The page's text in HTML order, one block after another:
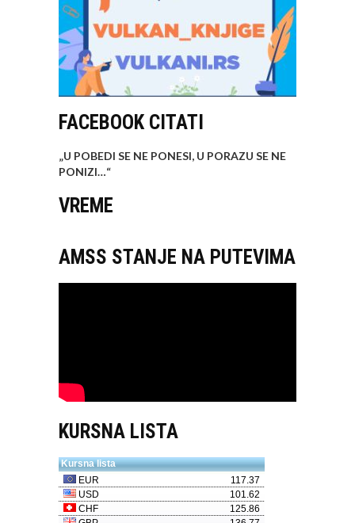
FACEBOOK CITATI
„U POBEDI SE NE PONESI, U PORAZU SE NE
PONIZI…“
VREME
AMSS STANJE NA PUTEVIMA
KURSNA LISTA